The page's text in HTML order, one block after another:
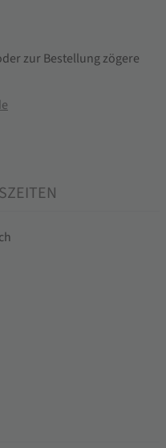
zur Bestellung zögere